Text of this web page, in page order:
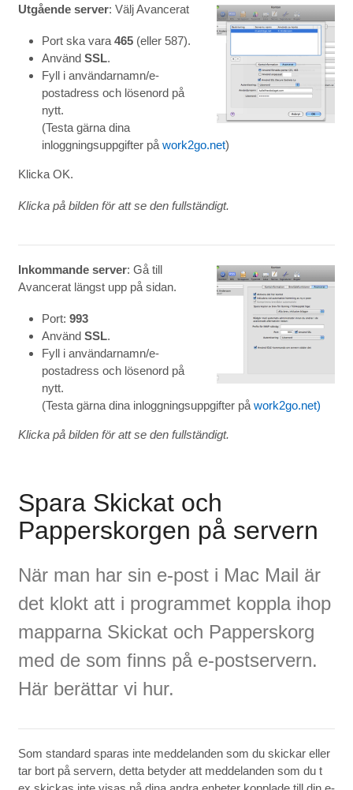
Utgående server: Välj Avancerat
Port ska vara 465(eller 587).
Använd SSL.
Fyll i användarnamn/e-
postadress och lösenord på
nytt.
(Testa gärna dina
inloggningsuppgifter på work2go.net)
Klicka OK.
Klicka på bilden för att se den fullständigt.
Inkommande server: Gå till
Avancerat längst upp på sidan.
Port: 993
Använd SSL.
Fyll i användarnamn/e-
postadress och lösenord på
nytt.
(Testa gärna dina inloggningsuppgifter på work2go.net)
Klicka på bilden för att se den fullständigt.
Spara Skickat och
Papperskorgen på servern
När man har sin e-post i Mac Mail är
det klokt att i programmet koppla ihop
mapparna Skickat och Papperskorg
med de som finns på e-postservern.
Här berättar vi hur.
Som standard sparas inte meddelanden som du skickar eller
tar bort på servern, detta betyder att meddelanden som du t